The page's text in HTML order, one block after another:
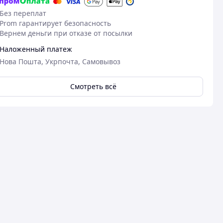
Без переплат
Prom гарантирует безопасность
Вернем деньги при отказе от посылки
Наложенный платеж
Нова Пошта, Укрпочта, Самовывоз
Смотреть всё